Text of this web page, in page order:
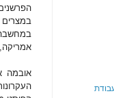
במצרים
אובמה